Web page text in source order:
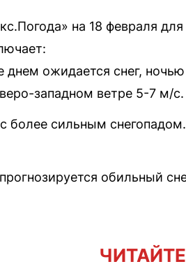
на 18 февраля
ожидается снег,
западном ветре 5-7 м/с.
более сильным
обильный